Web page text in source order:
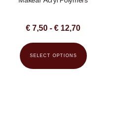
€ 7,50 - € 12,70
SELECT OPTIONS